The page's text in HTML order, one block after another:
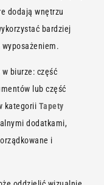
dodają wnętrzu
bardziej
biurze: część
lub część
kategorii Tapety
dodatkami,
i